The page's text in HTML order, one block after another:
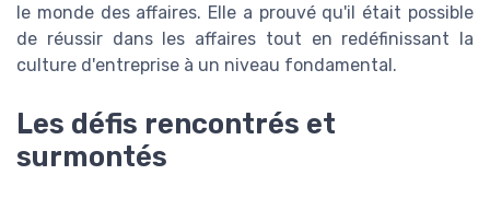
le monde des affaires. Elle a prouvé qu'il était possible
de réussir dans les affaires tout en redéfinissant la
culture d'entreprise à un niveau fondamental.
Les défis rencontrés et
surmontés